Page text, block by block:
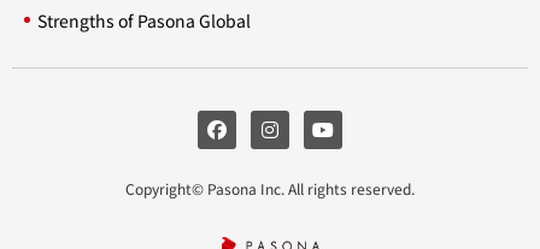
Strengths of Pasona Global
Copyright© Pasona Inc. All rights reserved.